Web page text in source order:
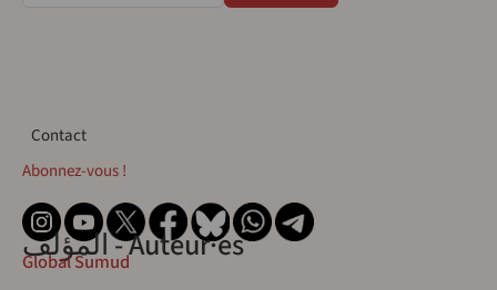
Contact
Contact
Abonnez-vous !
المؤلف - Auteur·esGlobal Sumud